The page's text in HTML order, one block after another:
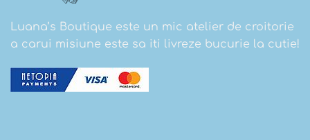
Luana’s Boutique este un mic atelier de croitorie
a carui misiune este sa iti livreze bucurie la cutie!